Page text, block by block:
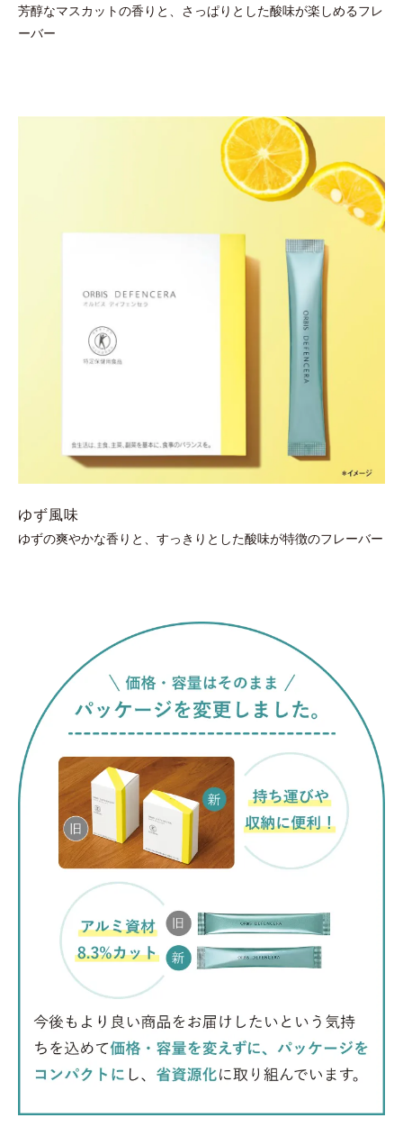
芳醇なマスカットの香りと、さっぱりとした酸味が楽しめるフレ
ーバー
ゆず風味
ゆずの爽やかな香りと、すっきりとした酸味が特徴のフレーバー